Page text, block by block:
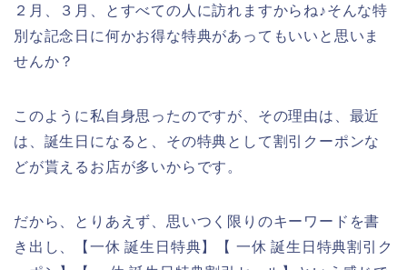
２月、３月、とすべての人に訪れますからね♪そんな特
別な記念日に何かお得な特典があってもいいと思いま
せんか？
このように私自身思ったのですが、その理由は、最近
は、誕生日になると、その特典として割引クーポンな
どが貰えるお店が多いからです。
だから、とりあえず、思いつく限りのキーワードを書
き出し、【一休 誕生日特典】【 一休 誕生日特典割引ク